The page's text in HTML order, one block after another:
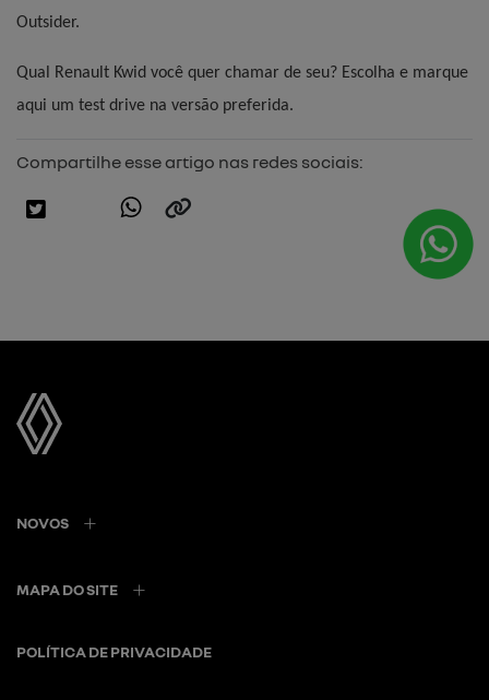
Outsider.
Qual Renault Kwid você quer chamar de seu? Escolha e marque
aqui um test drive na versão preferida.
Compartilhe esse artigo nas redes sociais:
NOVOS
MAPA DO SITE
POLÍTICA DE PRIVACIDADE